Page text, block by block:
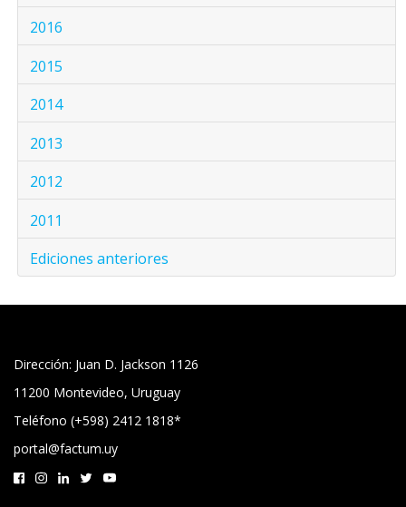
2016
2015
2014
2013
2012
2011
Ediciones anteriores
Dirección: Juan D. Jackson 1126
11200 Montevideo, Uruguay
Teléfono (+598) 2412 1818*
portal@factum.uy